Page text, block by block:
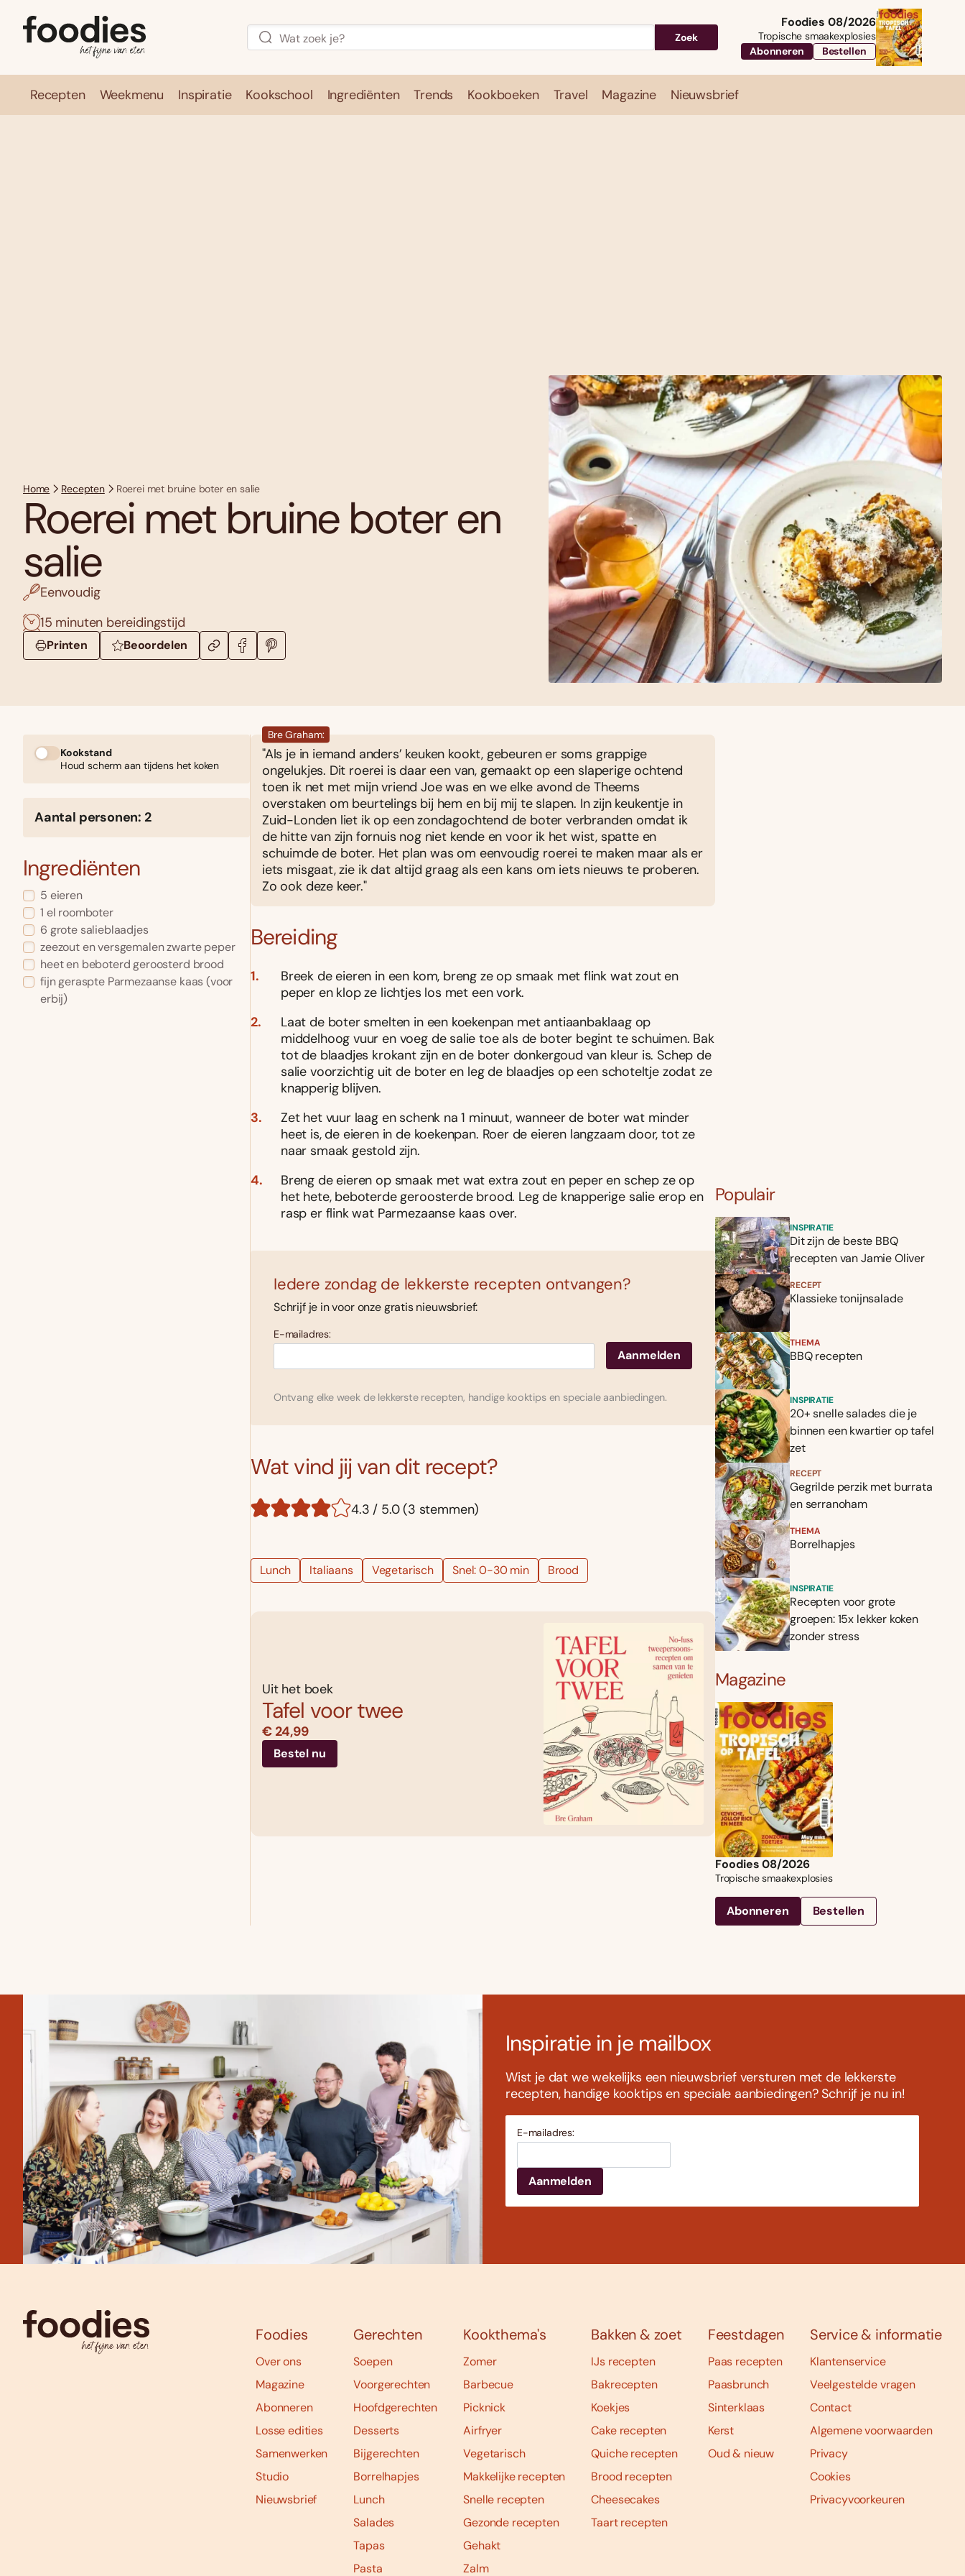
Zoek
Foodies 08/2026
Tropische smaakexplosies
Abonneren
Bestellen
Recepten Weekmenu Inspiratie Kookschool Ingrediënten Trends Kookboeken Travel Magazine Nieuwsbrief
Home Recepten Roerei met bruine boter en salie
Roerei met bruine boter en
salie
Eenvoudig
15 minuten bereidingstijd
Printen Beoordelen
Kookstand
Houd scherm aan tijdens het koken
Aantal personen: 2
Ingrediënten
5 eieren
1 el roomboter
6 grote salieblaadjes
zeezout en versgemalen zwarte peper
heet en beboterd geroosterd brood
fijn geraspte Parmezaanse kaas (voor
erbij)
Bre Graham:
"Als je in iemand anders’ keuken kookt, gebeuren er soms grappige
ongelukjes. Dit roerei is daar een van, gemaakt op een slaperige ochtend
toen ik net met mijn vriend Joe was en we elke avond de Theems
overstaken om beurtelings bij hem en bij mij te slapen. In zijn keukentje in
Zuid-Londen liet ik op een zondagochtend de boter verbranden omdat ik
de hitte van zijn fornuis nog niet kende en voor ik het wist, spatte en
schuimde de boter. Het plan was om eenvoudig roerei te maken maar als er
iets misgaat, zie ik dat altijd graag als een kans om iets nieuws te proberen.
Zo ook deze keer."
Bereiding
Breek de eieren in een kom, breng ze op smaak met flink wat zout en
peper en klop ze lichtjes los met een vork.
Laat de boter smelten in een koekenpan met antiaanbaklaag op
middelhoog vuur en voeg de salie toe als de boter begint te schuimen. Bak
tot de blaadjes krokant zijn en de boter donkergoud van kleur is. Schep de
salie voorzichtig uit de boter en leg de blaadjes op een schoteltje zodat ze
knapperig blijven.
Zet het vuur laag en schenk na 1 minuut, wanneer de boter wat minder
heet is, de eieren in de koekenpan. Roer de eieren langzaam door, tot ze
naar smaak gestold zijn.
Breng de eieren op smaak met wat extra zout en peper en schep ze op
het hete, beboterde geroosterde brood. Leg de knapperige salie erop en
rasp er flink wat Parmezaanse kaas over.
Iedere zondag de lekkerste recepten ontvangen?
Schrijf je in voor onze gratis nieuwsbrief:
E-mailadres:
Ontvang elke week de lekkerste recepten, handige kooktips en speciale aanbiedingen.
Wat vind jij van dit recept?
4.3 / 5.0 (3 stemmen)
Lunch Italiaans Vegetarisch Snel: 0-30 min Brood
Uit het boek
Tafel voor twee
€ 24,99
Bestel nu
Populair
INSPIRATIE
Dit zijn de beste BBQ
recepten van Jamie Oliver
RECEPT
Klassieke tonijnsalade
THEMA
BBQ recepten
INSPIRATIE
20+ snelle salades die je
binnen een kwartier op tafel
zet
RECEPT
Gegrilde perzik met burrata
en serranoham
THEMA
Borrelhapjes
INSPIRATIE
Recepten voor grote
groepen: 15x lekker koken
zonder stress
Magazine
Foodies 08/2026
Tropische smaakexplosies
Abonneren Bestellen
Inspiratie in je mailbox
Wist je dat we wekelijks een nieuwsbrief versturen met de lekkerste
recepten, handige kooktips en speciale aanbiedingen? Schrijf je nu in!
E-mailadres:
Foodies
Over ons
Magazine
Abonneren
Losse edities
Samenwerken
Studio
Nieuwsbrief
Gerechten
Soepen
Voorgerechten
Hoofdgerechten
Desserts
Bijgerechten
Borrelhapjes
Lunch
Salades
Tapas
Pasta
Kookthema's
Zomer
Barbecue
Picknick
Airfryer
Vegetarisch
Makkelijke recepten
Snelle recepten
Gezonde recepten
Gehakt
Zalm
Bakken & zoet
IJs recepten
Bakrecepten
Koekjes
Cake recepten
Quiche recepten
Brood recepten
Cheesecakes
Taart recepten
Feestdagen
Paas recepten
Paasbrunch
Sinterklaas
Kerst
Oud & nieuw
Service & informatie
Klantenservice
Veelgestelde vragen
Contact
Algemene voorwaarden
Privacy
Cookies
Privacyvoorkeuren